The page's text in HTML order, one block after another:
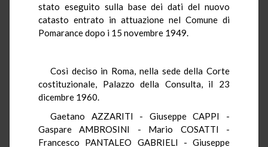
stato eseguito sulla base dei dati del nuovo
catasto entrato in attuazione nel Comune di
Pomarance dopo i 15 novembre 1949.
Così deciso in Roma, nella sede della Corte
costituzionale, Palazzo della Consulta, il 23
dicembre 1960.
Gaetano AZZARITI - Giuseppe CAPPI -
Gaspare AMBROSINI - Mario COSATTI -
Francesco PANTALEO GABRIELI - Giuseppe